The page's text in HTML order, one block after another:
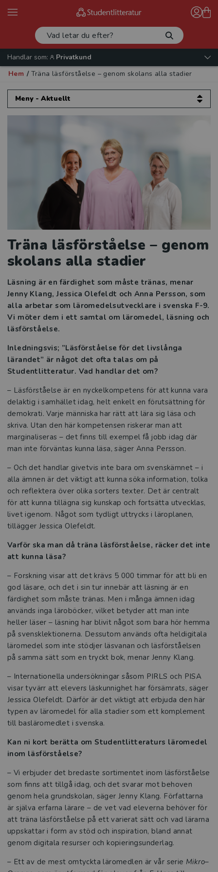
Handlar som:
Privatkund
Hem / Träna läsförståelse – genom skolans alla stadier
Meny - Aktuellt
Artiklar och intervjuer
Validera mera!
Etik för psykologer
Europeisk datarätt
Manusets hjärta
Språk i sikte
Svenskämnet i praktiken
Intervju Etik och juridik
Mer problemlösning i
matematikundervisningen
Tre snabba frågor till Linda Edström
Tre snabba frågor till Julia Tillenius
Tre snabba frågor till Emma Frisk Carlström
Läsning på agendan
utvecklas läsningen
När eleverna hjälper varandra växer
lärandet
Evenemang
Kataloger 2026
Beställ provexemplar
Kvalitetssäkrade läromedel
Statsbidrag för inköp av läroböcker och
lärarhandledningar 2026
Reformer
Press
Träna läsförståelse – genom
skolans alla stadier
Läsning är en färdighet som måste tränas, menar
Jenny Klang, Jessica Olefeldt och Anna Persson, som
alla arbetar som läromedelsutvecklare i svenska F-9.
Vi möter dem i ett samtal om läromedel, läsning och
läsförståelse.
Inledningsvis; ”Läsförståelse för det livslånga
lärandet” är något det ofta talas om på
Studentlitteratur. Vad handlar det om?
– Läsförståelse är en nyckelkompetens för att kunna vara
delaktig i samhället idag, helt enkelt en förutsättning för
demokrati. Varje människa har rätt att lära sig läsa och
skriva. Utan den här kompetensen riskerar man att
marginaliseras – det finns till exempel få jobb idag där
man inte förväntas kunna läsa, säger Anna Persson.
– Och det handlar givetvis inte bara om svenskämnet – i
alla ämnen är det viktigt att kunna söka information, tolka
och reflektera över olika sorters texter. Det är centralt
för att kunna tillägna sig kunskap och fortsätta utvecklas,
livet igenom. Något som tydligt uttrycks i läroplanen,
tillägger Jessica Olefeldt.
Varför ska man då träna läsförståelse, räcker det inte
att kunna läsa?
– Forskning visar att det krävs 5 000 timmar för att bli en
god läsare, och det i sin tur innebär att läsning är en
färdighet som måste tränas. Men i många ämnen idag
används inga läroböcker, vilket betyder att man inte
heller läser – läsning har blivit något som bara hör hemma
på svensklektionerna. Dessutom används ofta heldigitala
läromedel som inte stödjer läsvanan och läsförståelsen
på samma sätt som en tryckt bok, menar Jenny Klang.
– Internationella undersökningar såsom PIRLS och PISA
visar tyvärr att elevers läskunnighet har försämrats, säger
Jessica Olefeldt. Därför är det viktigt att erbjuda den här
typen av läromedel för alla stadier som ett komplement
till basläromedlet i svenska.
Kan ni kort berätta om Studentlitteraturs läromedel
inom läsförståelse?
– Vi erbjuder det bredaste sortimentet inom läsförståelse
som finns att tillgå idag, och det svarar mot behoven
genom hela grundskolan, säger Jenny Klang. Författarna
är själva erfarna lärare – de vet vad eleverna behöver för
att träna läsförståelse på ett varierat sätt och vad lärarna
uppskattar i form av stöd och inspiration, bland annat
genom digitala resurser och kopieringsunderlag.
– Ett av de mest omtyckta läromedlen är vår serie Mikro–